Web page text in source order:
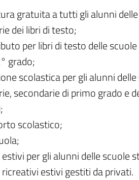
gratuita a tutti gli alunni
dei libri di testo;
per libri di testo delle
grado;
scolastica per gli alunni
secondarie di primo grado e
scolastico;
per gli alunni delle scuole
estivi gestiti da privati.